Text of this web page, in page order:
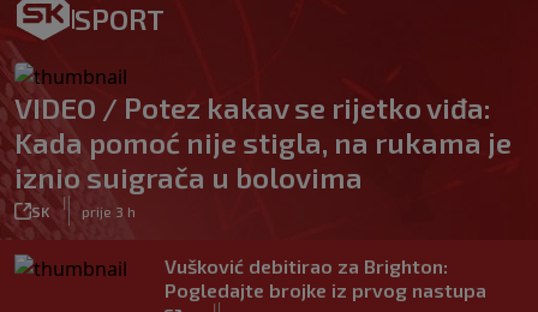
SPORT
VIDEO / Potez kakav se rijetko viđa:
Kada pomoć nije stigla, na rukama je
iznio suigrača u bolovima
SK
|
prije 3 h
Vušković debitirao za Brighton:
Pogledajte brojke iz prvog nastupa
|